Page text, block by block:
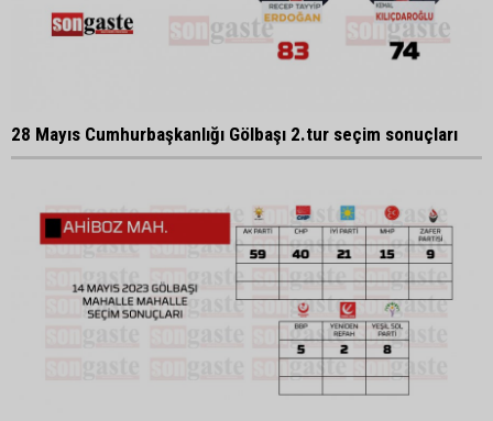
28 Mayıs Cumhurbaşkanlığı Gölbaşı 2.tur seçim sonuçları